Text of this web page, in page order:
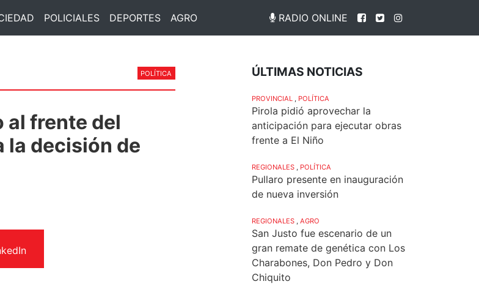
POLICIALES DEPORTES AGRO RADIO ONLINE
POLÍTICA
al frente del
la decisión de
ÚLTIMAS NOTICIAS
PROVINCIAL POLÍTICA
Pirola pidió aprovechar la
anticipación para ejecutar obras
frente a El Niño
REGIONALES POLÍTICA
Pullaro presente en inauguración
de nueva inversión
REGIONALES AGRO
San Justo fue escenario de un
gran remate de genética con Los
Charabones, Don Pedro y Don
Chiquito